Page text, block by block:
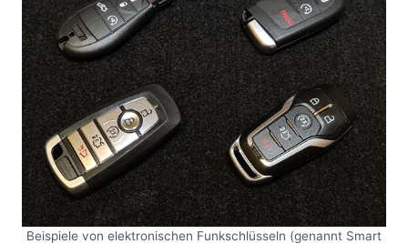
Beispiele von elektronischen Funkschlüsseln (genannt Smart